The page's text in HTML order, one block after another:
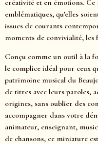
créativité et en émotions.
emblématiques, qu’elles
issues de courants
moments de convivialité, les
Conçu comme un outil à la
le complice idéal pour ceux
patrimoine musical du
de titres avec leurs paroles,
origines, sans oublier des
accompagner dans votre
animateur, enseignant,
de chansons, ce miniature